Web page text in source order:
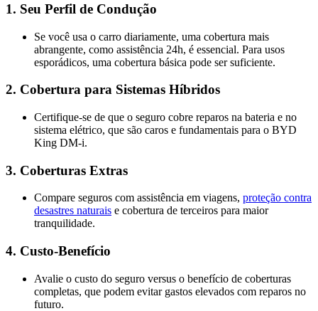
1. Seu Perfil de Condução
Se você usa o carro diariamente, uma cobertura mais
abrangente, como assistência 24h, é essencial. Para usos
esporádicos, uma cobertura básica pode ser suficiente​.
2. Cobertura para Sistemas Híbridos
Certifique-se de que o seguro cobre reparos na bateria e no
sistema elétrico, que são caros e fundamentais para o BYD
King DM-i​.
3. Coberturas Extras
Compare seguros com assistência em viagens, proteção contra
desastres naturais e cobertura de terceiros para maior
tranquilidade​.
4. Custo-Benefício
Avalie o custo do seguro versus o benefício de coberturas
completas, que podem evitar gastos elevados com reparos no
futuro​.